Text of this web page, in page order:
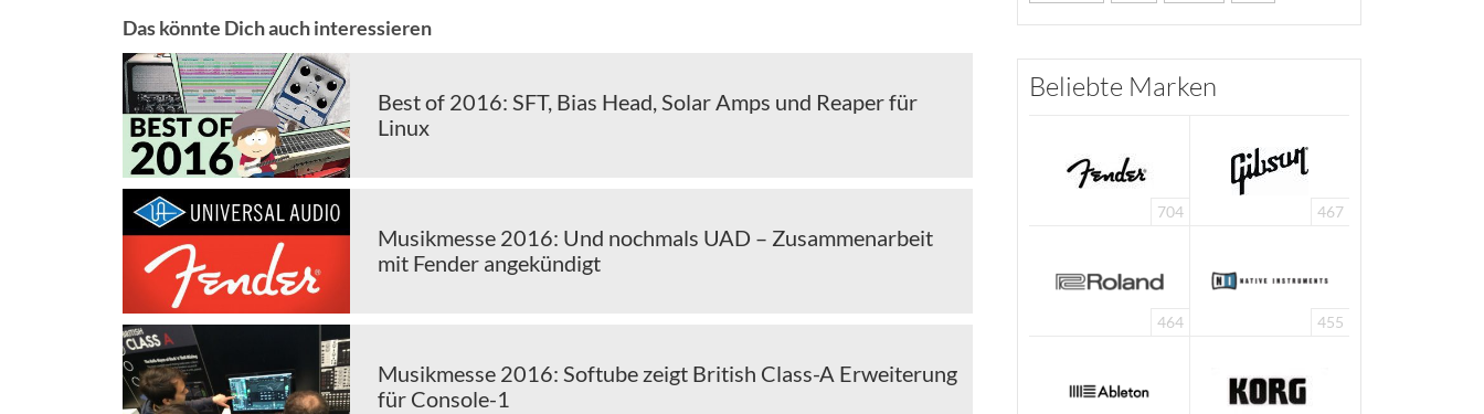
Das könnte Dich auch interessieren
Best of 2016: SFT, Bias Head, Solar Amps und Reaper für
Linux
Musikmesse 2016: Und nochmals UAD – Zusammenarbeit
mit Fender angekündigt
Musikmesse 2016: Softube zeigt British Class-A Erweiterung
für Console-1
Beliebte Marken
704 467
464 455